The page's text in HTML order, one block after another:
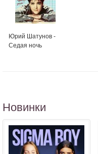
Юрий Шатунов -
Седая ночь
Новинки